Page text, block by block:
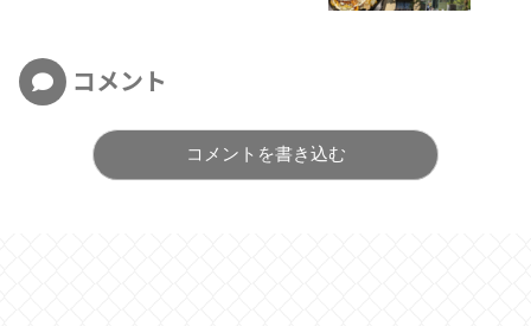
コメント
コメントを書き込む